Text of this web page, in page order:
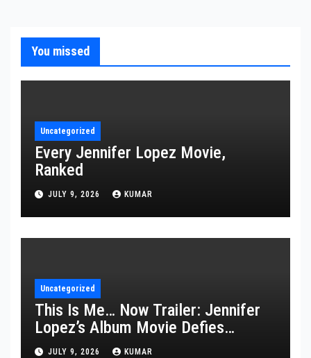
You missed
Uncategorized
Every Jennifer Lopez Movie,
Ranked
JULY 9, 2026 KUMAR
Uncategorized
This Is Me… Now Trailer: Jennifer
Lopez’s Album Movie Defies
Description
JULY 9, 2026 KUMAR